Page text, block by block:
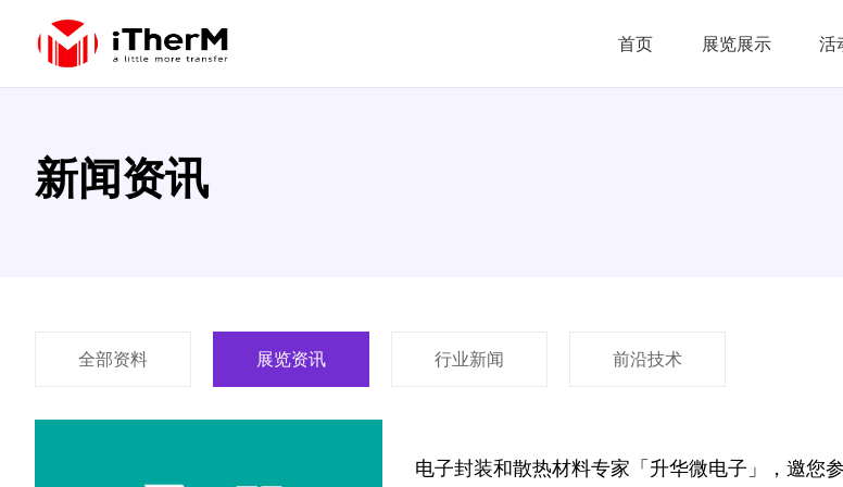
首页 展览展示 活
新闻资讯
全部资料 展览资讯 行业新闻 前沿技术
电子封装和散热材料专家「升华微电子」，邀您